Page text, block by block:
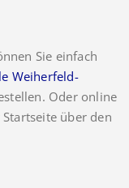
Sie einfach
Weiherfeld-
Oder online
über den